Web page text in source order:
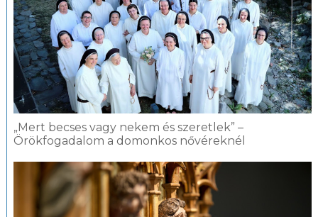
„Mert becses vagy nekem és szeretlek” –
Örökfogadalom a domonkos nővéreknél